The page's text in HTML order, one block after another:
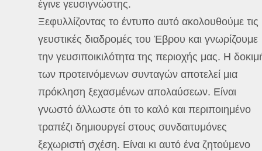
έγινε γευσιγνώστης.
Ξεφυλλίζοντας το έντυπο αυτό ακολουθούμε τις
γευστικές διαδρομές του Έβρου και γνωρίζουμε
την γευσιποικιλότητα της περιοχής μας. Η
των προτεινόμενων συνταγών αποτελεί μια
πρόκληση ξεχασμένων απολαύσεων. Είναι
γνωστό άλλωστε ότι το καλό και περιποιημένο
τραπέζι δημιουργεί στους συνδαιτυμόνες
ξεχωριστή σχέση. Είναι κι αυτό ένα ζητούμενο